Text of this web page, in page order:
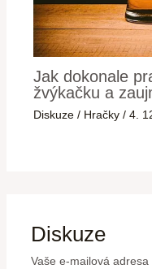
Jak dokonale
žvýkačku a
Diskuze / Hračky /4.
Diskuze
Vaše e-mailová